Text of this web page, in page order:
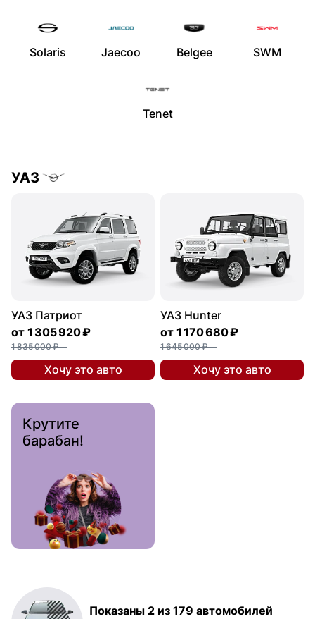
Solaris Jaecoo Belgee SWM
Tenet
УАЗ
УАЗ Патриот
от 1 305 920 ₽
1 835 000 ₽
Хочу это авто
УАЗ Hunter
от 1 170 680 ₽
1 645 000 ₽
Хочу это авто
Крутите
барабан!
Показаны 2 из 179 автомобилей